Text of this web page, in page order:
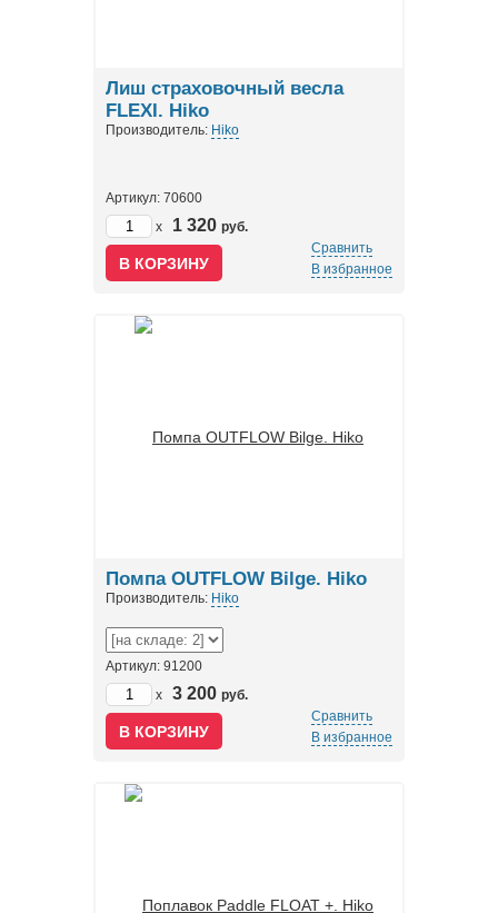
Лиш страховочный весла
FLEXI. Hiko
Производитель: Hiko
Артикул: 70600
x
1 320 руб.
Сравнить
В избранное
Помпа OUTFLOW Bilge. Hiko
Производитель: Hiko
Артикул: 91200
x
3 200 руб.
Сравнить
В избранное